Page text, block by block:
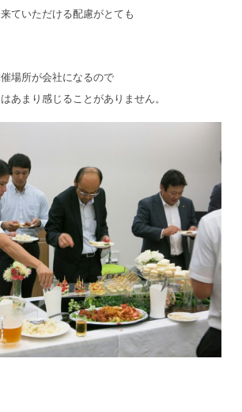
ていただける配慮がとても
場所が会社になるので
あまり感じることがありません。